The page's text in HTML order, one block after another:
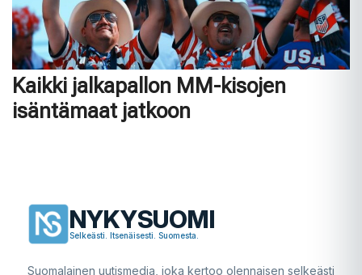
Kaikki jalkapallon MM-kisojen
isäntämaat jatkoon
NYKYSUOMI
Selkeästi. Itsenäisesti. Suomesta.
Suomalainen uutismedia, joka kertoo olennaisen selkeästi